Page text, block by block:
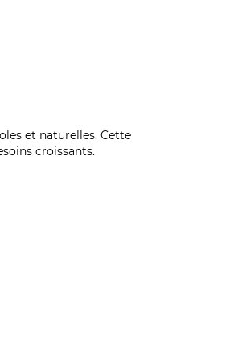
et naturelles. Cette
croissants.